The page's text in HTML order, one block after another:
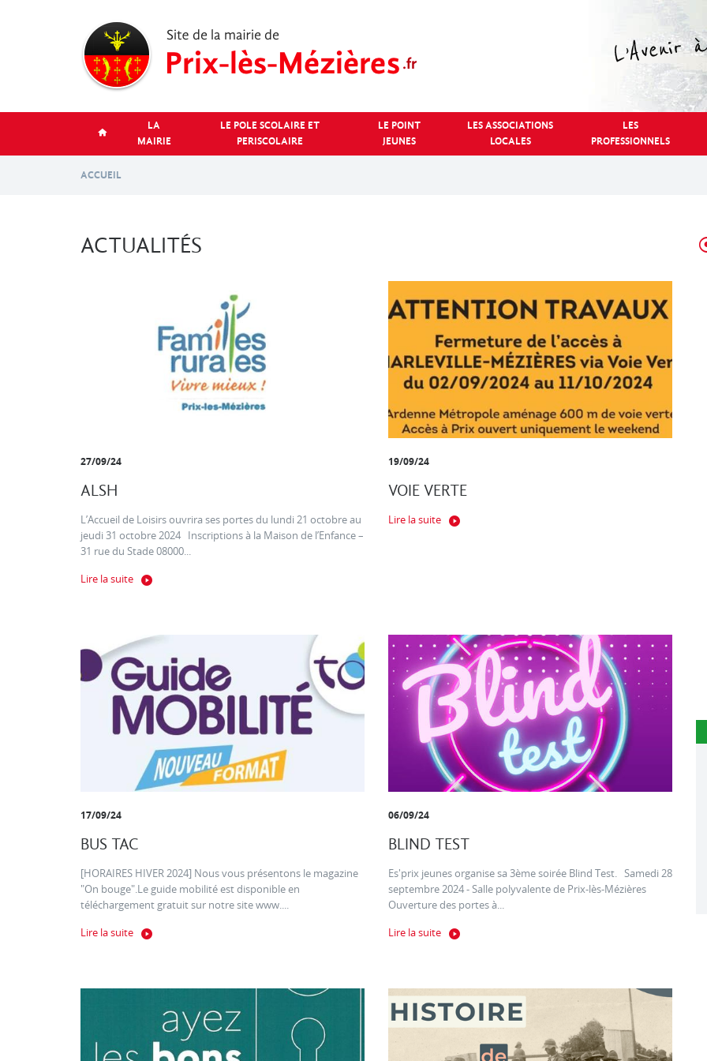
LA
MAIRIE
LE POLE SCOLAIRE ET
PERISCOLAIRE
LE POINT
JEUNES
LES ASSOCIATIONS
LOCALES
LES
PROFESSIONNELS
ACCUEIL
ACTUALITÉS
27/09/24
ALSH
L’Accueil de Loisirs ouvrira ses portes du lundi 21 octobre au
jeudi 31 octobre 2024 Inscriptions à la Maison de l’Enfance –
31 rue du Stade 08000...
Lire la suite
19/09/24
VOIE VERTE
Lire la suite
17/09/24
BUS TAC
[HORAIRES HIVER 2024] Nous vous présentons le magazine
"On bouge".Le guide mobilité est disponible en
téléchargement gratuit sur notre site www....
Lire la suite
06/09/24
BLIND TEST
Es'prix jeunes organise sa 3ème soirée Blind Test. Samedi 28
septembre 2024 - Salle polyvalente de Prix-lès-Mézières
Ouverture des portes à...
Lire la suite